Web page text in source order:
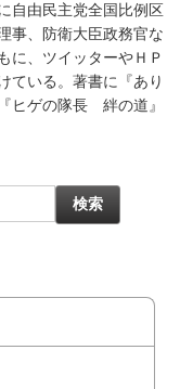
自由民主党全国比例区
事、防衛大臣政務官な
に、ツイッターやＨＰ
ている。著書に『あり
ヒゲの隊長 絆の道』